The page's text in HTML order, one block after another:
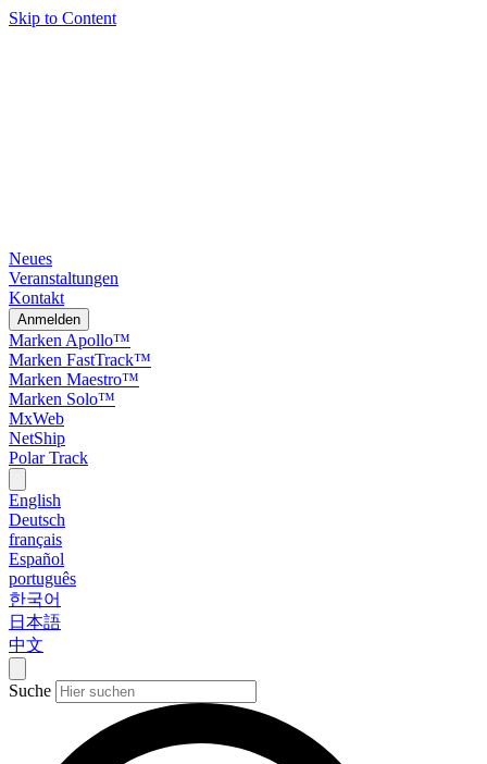
Skip to Content
Neues
Veranstaltungen
Kontakt
Anmelden
Marken Apollo™
Marken FastTrack™
Marken Maestro™
Marken Solo™
MxWeb
NetShip
Polar Track
English
Deutsch
français
Español
português
한국어
日本語
中文
Suche